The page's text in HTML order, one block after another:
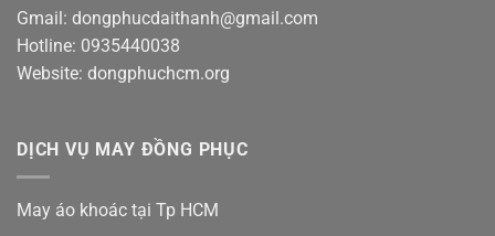
Gmail: dongphucdaithanh@gmail.com
Hotline: 0935440038
Website: dongphuchcm.org
DỊCH VỤ MAY ĐỒNG PHỤC
May áo khoác tại Tp HCM